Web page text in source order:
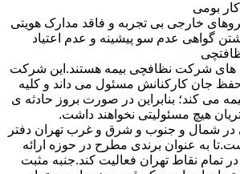
بومی
خارجی بی تجربه و فاقد مدارک هویتی
گواهی عدم سو پیشینه و عدم اعتیاد
های شرکت نظافچی بیمه هستند.این شرکت
حفظ جان کارکنانش مسئول می داند و کلیه
می کند؛ بنابراین در صورت بروز حادثه ی
هیچ مسئولیتی نخواهند داشت.
شمال و جنوب و شرق و غرب تهران دفتر
به عنوان برندی مطرح در حوزه ارائه
تمام نقاط تهران فعالیت کند.جنبه مثبت